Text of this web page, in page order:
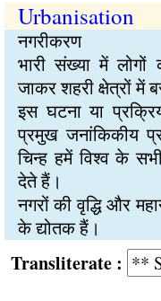
Urbanisation
नगरीकरण
भारी संख्या में लोगों
जाकर शहरी क्षेत्रों में
इस घटना या
प्रमुख जनांकिकीय
चिन्ह हमें विश्व के
देते हैं।
नगरों की वृद्धि और
के द्योतक हैं।
: